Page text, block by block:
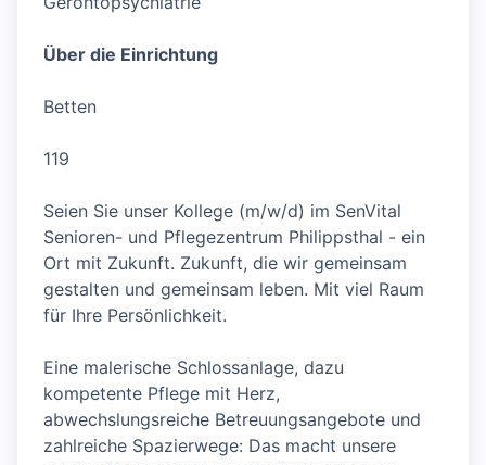
Über die Einrichtung
Betten
119
Seien Sie unser Kollege (m/w/d) im SenVital
Senioren- und Pflegezentrum Philippsthal - ein
Ort mit Zukunft. Zukunft, die wir gemeinsam
gestalten und gemeinsam leben. Mit viel Raum
für Ihre Persönlichkeit.
Eine malerische Schlossanlage, dazu
kompetente Pflege mit Herz,
abwechslungsreiche Betreuungsangebote und
zahlreiche Spazierwege: Das macht unsere